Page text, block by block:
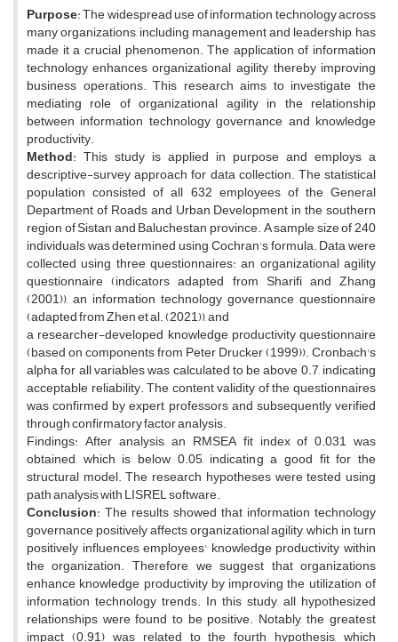
Purpose: The widespread use of information technology across
many organizations, including management and leadership, has
made it a crucial phenomenon. The application of information
technology enhances organizational agility, thereby improving
business operations. This research aims to investigate the
mediating role of organizational agility in the relationship
between information technology governance and knowledge
productivity.
Method: This study is applied in purpose and employs a
descriptive-survey approach for data collection. The statistical
population consisted of all 632 employees of the General
Department of Roads and Urban Development in the southern
region of Sistan and Baluchestan province. A sample size of 240
individuals was determined using Cochran's formula. Data were
collected using three questionnaires: an organizational agility
questionnaire (indicators adapted from Sharifi and Zhang
(2001)), an information technology governance questionnaire
(adapted from Zhen et al. (2021)), and
a researcher-developed knowledge productivity questionnaire
(based on components from Peter Drucker (1999)). Cronbach's
alpha for all variables was calculated to be above 0.7, indicating
acceptable reliability. The content validity of the questionnaires
was confirmed by expert professors and subsequently verified
through confirmatory factor analysis.
Findings: After analysis, an RMSEA fit index of 0.031 was
obtained, which is below 0.05, indicating a good fit for the
structural model. The research hypotheses were tested using
path analysis with LISREL software.
Conclusion: The results showed that information technology
governance positively affects organizational agility, which in turn
positively influences employees' knowledge productivity within
the organization. Therefore, we suggest that organizations
enhance knowledge productivity by improving the utilization of
information technology trends. In this study, all hypothesized
relationships were found to be positive. Notably, the greatest